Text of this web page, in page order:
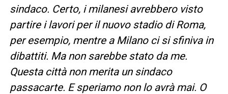
sindaco. Certo, i milanesi avrebbero visto
partire i lavori per il nuovo stadio di Roma,
per esempio, mentre a Milano ci si sfiniva in
dibattiti. Ma non sarebbe stato da me.
Questa città non merita un sindaco
passacarte. E speriamo non lo avrà mai. O